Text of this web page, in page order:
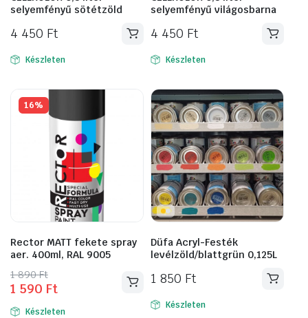
selyemfényű sötétzöld
4 450 Ft
Készleten
selyemfényű világosbarna
4 450 Ft
Készleten
16%
Rector MATT fekete spray
aer. 400ml, RAL 9005
1 890Ft
Original
price
was:
1 590 Ft
Current
price
is: Készleten
Düfa Acryl-Festék
levélzöld/blattgrün 0,125L
1 850 Ft
Készleten